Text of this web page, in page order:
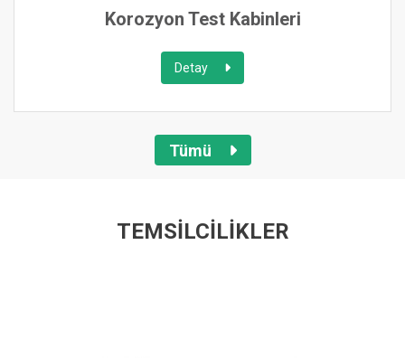
Korozyon Test Kabinleri
Detay
Tümü
TEMSİLCİLİKLER